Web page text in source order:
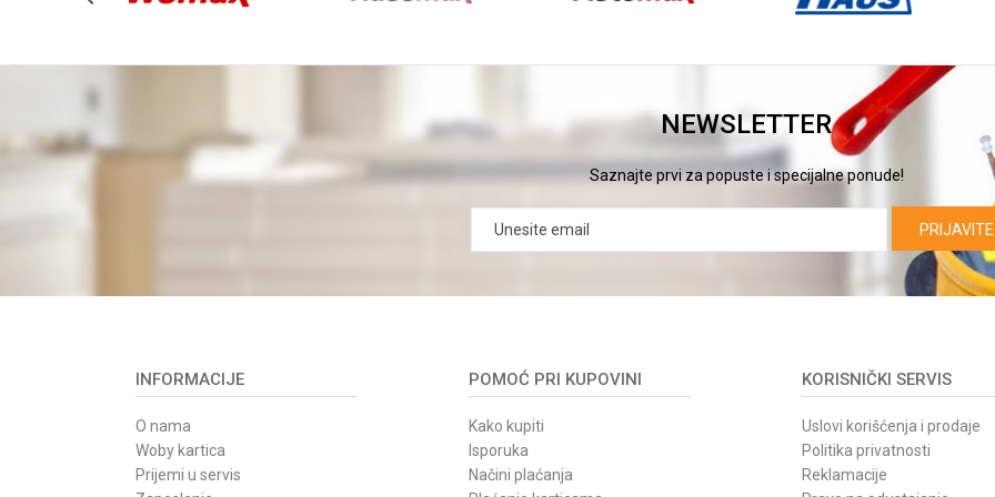
NEWSLETTER
Saznajte prvi za popuste i specijalne ponude!
INFORMACIJE
O nama
Woby kartica
Prijemi u servis
POMOĆ PRI KUPOVINI
Kako kupiti
Isporuka
Načini plaćanja
KORISNIČKI SERVIS
Uslovi korišćenja i prodaje
Politika privatnosti
Reklamacije